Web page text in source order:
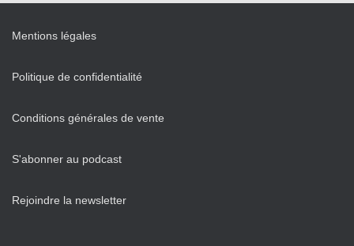
Mentions légales
Politique de confidentialité
Conditions générales de vente
S'abonner au podcast
Rejoindre la newsletter